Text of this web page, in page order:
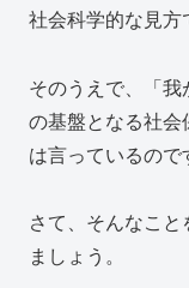
社会科学的な見方
そのうえで、「
の基盤となる社
は言っているので
さて、そんなこ
ましょう。